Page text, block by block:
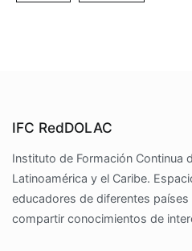
IFC RedDOLAC
Instituto de Formación Continua
Latinoamérica y el Caribe.
educadores de diferentes
compartir conocimientos de